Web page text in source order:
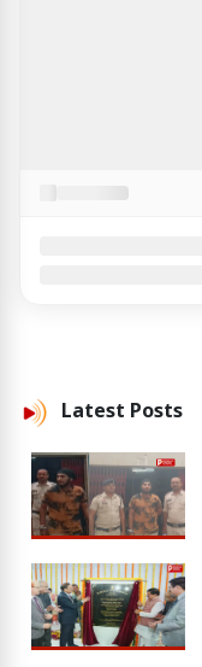
Latest Posts